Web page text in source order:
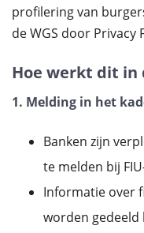
profilering van
de WGS door Privacy
Hoe werkt dit in
1. Melding in het
Banken zijn
te melden bij
Informatie over
worden gedeeld